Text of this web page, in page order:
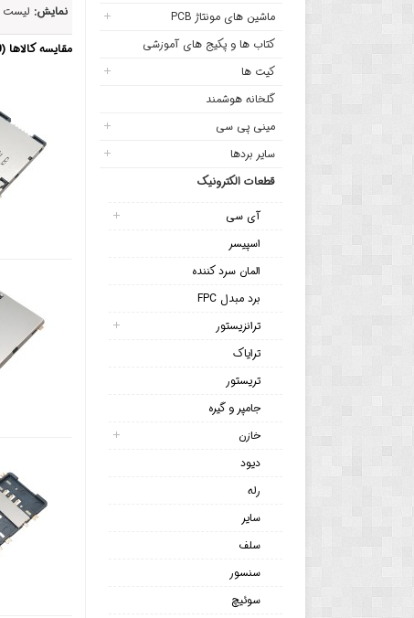
ماشین های مونتاژ PCB
کتاب ها و پکیج های آموزشی
کیت ها
گلخانه هوشمند
مینی پی سی
سایر بردها
قطعات الکترونیک
آی سی
اسپیسر
المان سرد کننده
برد مبدل FPC
ترانزیستور
ترایاک
تریستور
جامپر و گیره
خازن
دیود
رله
سایر
سلف
سنسور
سوئیچ
نمایش: لیست
مقایسه کالاها (0)